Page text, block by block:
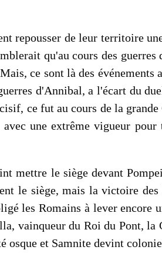
repousser de leur territoire
qu'au cours des guerres
ce sont là des événements
d'Annibal, a l'écart du
ce fut au cours de la grande
une extrême vigueur
mettre le siège devant
le siège, mais la victoire
les Romains à lever encore
vainqueur du Roi du Pont, la
osque et Samnite devint